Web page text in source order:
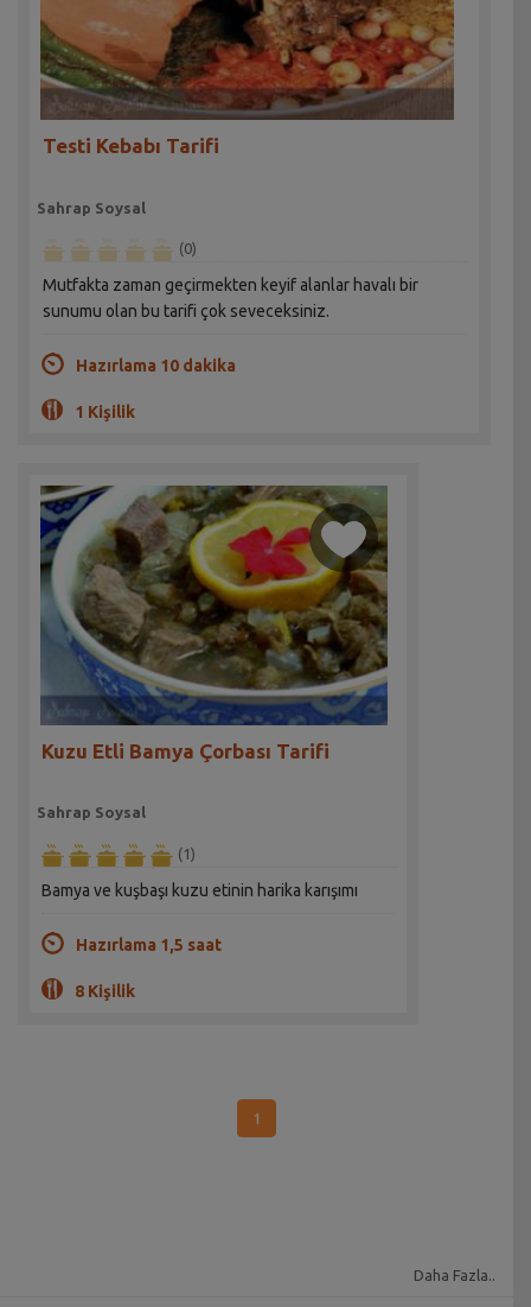
Testi Kebabı Tarifi
Sahrap Soysal
(0)
Mutfakta zaman geçirmekten keyif alanlar havalı bir
sunumu olan bu tarifi çok seveceksiniz.
Hazırlama 10 dakika
1 Kişilik
Kuzu Etli Bamya Çorbası Tarifi
Sahrap Soysal
(1)
Bamya ve kuşbaşı kuzu etinin harika karışımı
Hazırlama 1,5 saat
8 Kişilik
1
Daha Fazla..